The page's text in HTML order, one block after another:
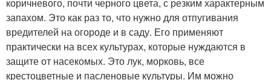
запахом. Это как раз то, что нужно для отпугивания
вредителей на огороде и в саду. Его применяют
практически на всех культурах, которые нуждаются в
защите от насекомых. Это лук, морковь, все
крестоцветные и пасленовые культуры. Им можно